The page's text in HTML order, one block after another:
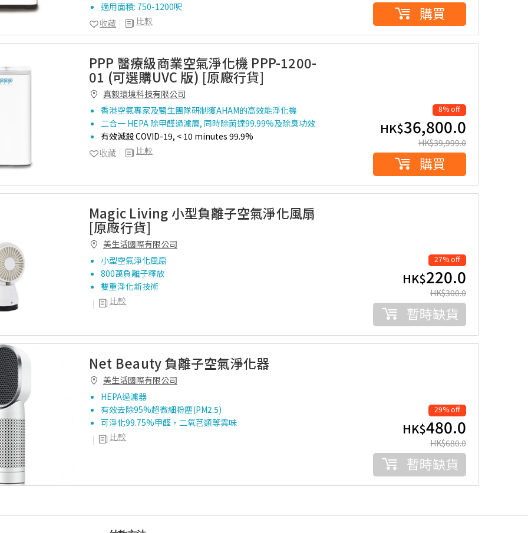
適用面積: 750-1200呎
比較
收藏
購買
PPP 醫療級商業空氣淨化機 PPP-1200-
01 (可選購UVC 版) [原廠行貨]
真毅環境科技有限公司
香港空氣專家及醫生團隊研制獲AHAM的高效能淨化機
二合一 HEPA 除甲醛過濾層, 同時除菌達99.99%及除臭功效
有效滅殺 COVID-19, < 10 minutes 99.9%
比較
收藏
8% off
HK$36,800.0
HK$39,999.0
購買
Magic Living 小型負離子空氣淨化風扇
[原廠行貨]
美生活國際有限公司
小型空氣淨化風扇
800萬負離子釋放
雙重淨化新技術
比較
27% off
HK$220.0
HK$300.0
暫時缺貨
Net Beauty 負離子空氣淨化器
美生活國際有限公司
HEPA過濾器
有效去除95%超微細粉塵(PM2.5)
可淨化99.75%甲醛，二氧芑類等異味
比較
29% off
HK$480.0
HK$680.0
暫時缺貨